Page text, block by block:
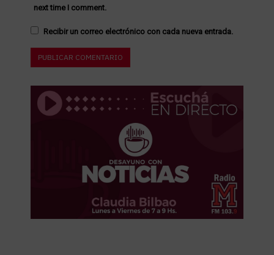
next time I comment.
Recibir un correo electrónico con cada nueva entrada.